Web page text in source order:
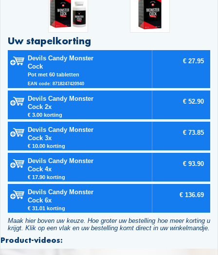
Uw stapelkorting
Devils Candy Monster
Cock
Pot met 60 tabletten
EAN code: 8718247420940
€ 27.95
Devils Candy Monster
Cock 2x
€ 3.00 korting
€ 52.90
Devils Candy Monster
Cock 3x
€ 10.00 korting
€ 73.85
Devils Candy Monster
Cock 4x
€ 17.90 korting
€ 93.90
Devils Candy Monster
Cock 6x
€ 31.01 korting
€ 136.69
Maak hier boven uw keuze. Hoe groter uw bestelling hoe meer korting u
krijgt. Klik op een vlak en uw bestelling komt direct in uw winkelmandje.
Product-videos: